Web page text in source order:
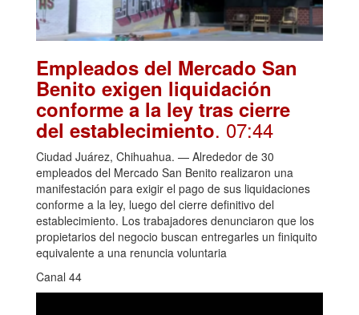
Empleados del Mercado San
Benito exigen liquidación
conforme a la ley tras cierre
del establecimiento. 07:44
Ciudad Juárez, Chihuahua. — Alrededor de 30
empleados del Mercado San Benito realizaron una
manifestación para exigir el pago de sus liquidaciones
conforme a la ley, luego del cierre definitivo del
establecimiento. Los trabajadores denunciaron que los
propietarios del negocio buscan entregarles un finiquito
equivalente a una renuncia voluntaria
Canal 44